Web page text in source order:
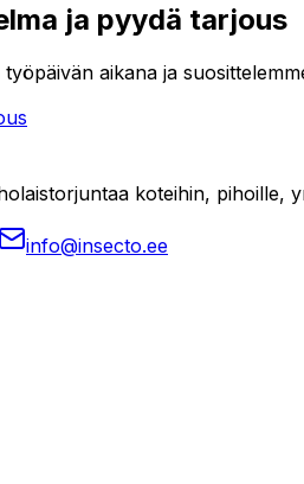
ja pyydä tarjous
työpäivän aikana ja
koteihin, pihoille,
info@insecto.ee